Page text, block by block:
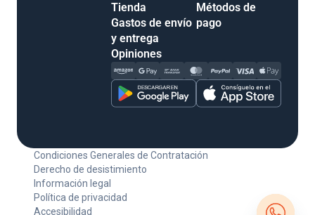
Tienda
Gastos de envío
y entrega
Opiniones
Métodos de
pago
Condiciones Generales de Contratación
Derecho de desistimiento
Información legal
Política de privacidad
Accesibilidad